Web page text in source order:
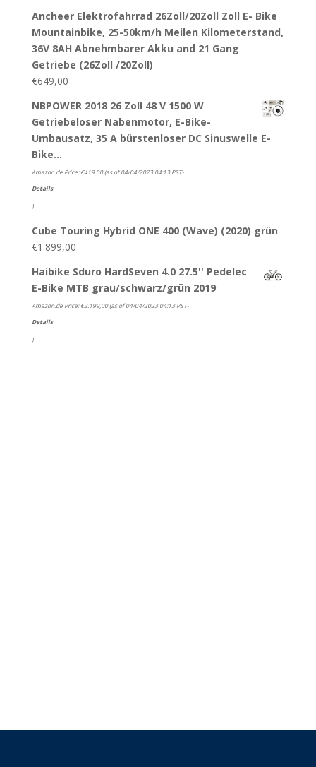
Ancheer Elektrofahrrad 26Zoll/20Zoll Zoll E- Bike
Mountainbike, 25-50km/h Meilen Kilometerstand,
36V 8AH Abnehmbarer Akku and 21 Gang
Getriebe (26Zoll /20Zoll)
€649,00
NBPOWER 2018 26 Zoll 48 V 1500 W
Getriebeloser Nabenmotor, E-Bike-
Umbausatz, 35 A bürstenloser DC Sinuswelle E-
Bike…
Amazon.de Price:€419,00(as of 04/04/2023 04:13 PST-
Details
)
Cube Touring Hybrid ONE 400 (Wave) (2020) grün
€1.899,00
Haibike Sduro HardSeven 4.0 27.5'' Pedelec
E-Bike MTB grau/schwarz/grün 2019
Amazon.de Price:€2.199,00(as of 04/04/2023 04:13 PST-
Details
)